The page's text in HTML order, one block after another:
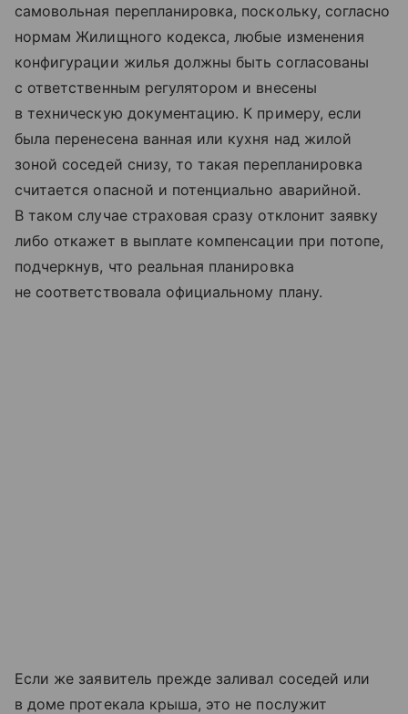
самовольная перепланировка, поскольку, согласно
нормам Жилищного кодекса, любые изменения
конфигурации жилья должны быть согласованы
с ответственным регулятором и внесены
в техническую документацию. К примеру, если
была перенесена ванная или кухня над жилой
зоной соседей снизу, то такая перепланировка
считается опасной и потенциально аварийной.
В таком случае страховая сразу отклонит заявку
либо откажет в выплате компенсации при потопе,
подчеркнув, что реальная планировка
не соответствовала официальному плану.
Если же заявитель прежде заливал соседей или
в доме протекала крыша, это не послужит